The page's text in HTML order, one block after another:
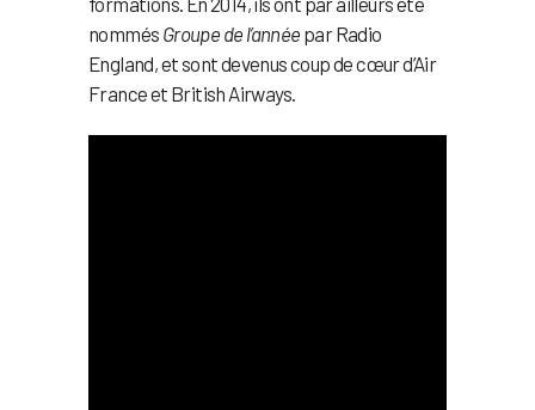
nommés Groupe de l’année par Radio
England, et sont devenus coup de cœur d’Air
France et British Airways.